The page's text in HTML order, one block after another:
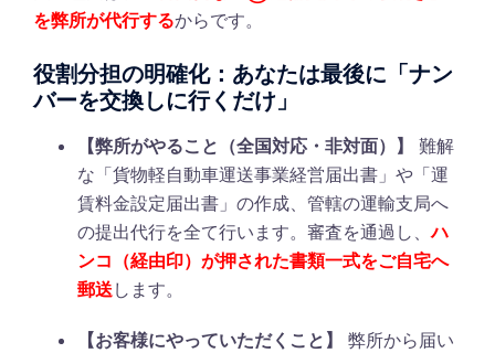
を弊所が代行するからです。
役割分担の明確化：あなたは最後に「ナン
バーを交換しに行くだけ」
【弊所がやること（全国対応・非対面）】
難解
な「貨物軽自動車運送事業経営届出書」や「運
賃料金設定届出書」の作成、管轄の運輸支局へ
の提出代行を全て行います。審査を通過し、ハ
ンコ（経由印）が押された書類一式をご自宅へ
郵送します。
【お客様にやっていただくこと】
弊所から届い